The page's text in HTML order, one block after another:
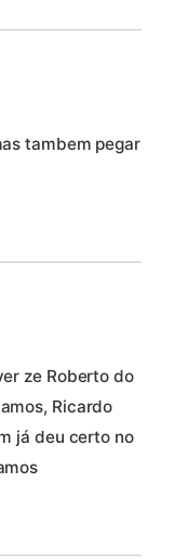
tambem pegar
ze Roberto do
Ricardo
já deu certo no